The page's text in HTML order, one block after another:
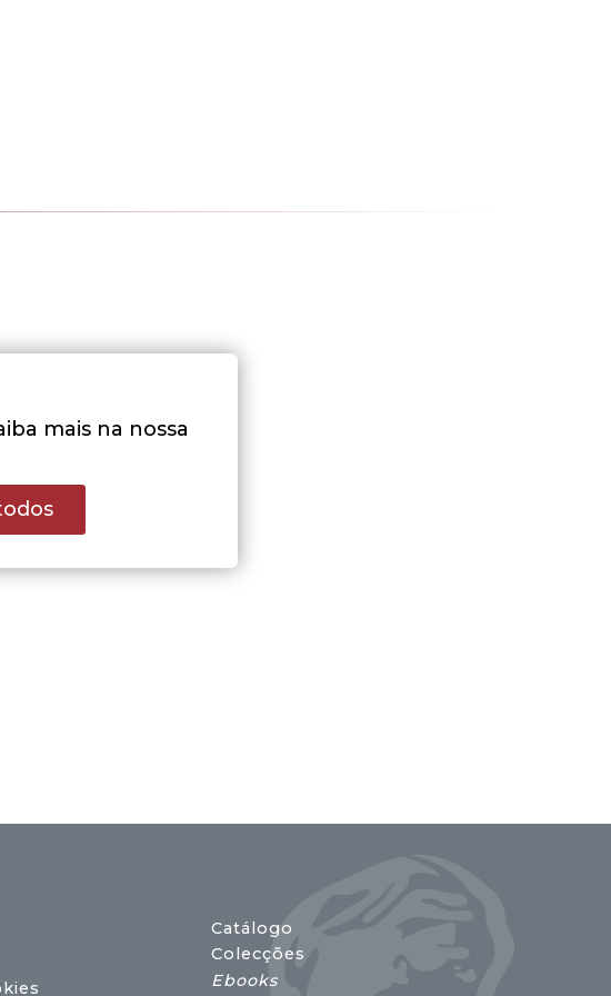
Catálogo
Colecções
Ebooks
mais na nossa